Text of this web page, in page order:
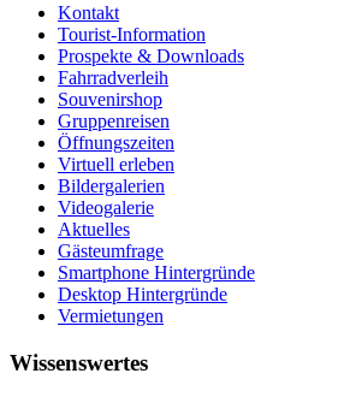
Kontakt
Tourist-Information
Prospekte & Downloads
Fahrradverleih
Souvenirshop
Gruppenreisen
Öffnungszeiten
Virtuell erleben
Bildergalerien
Videogalerie
Aktuelles
Gästeumfrage
Smartphone Hintergründe
Desktop Hintergründe
Vermietungen
Wissenswertes